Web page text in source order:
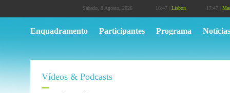
Sábado, 8 Agosto, 2026 16:47 | Lisbon 17:47 |
Enquadramento Participantes Programa Notícias
Vídeos & Podcasts